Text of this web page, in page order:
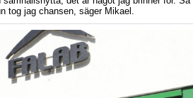
tog jag chansen, säger Mikael.